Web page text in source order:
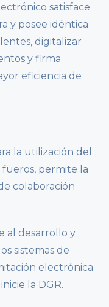
satisface
y posee idéntica
digitalizar
y firma
eficiencia de
la utilización del
permite la
colaboración
al desarrollo y
sistemas de
electrónica
la DGR.